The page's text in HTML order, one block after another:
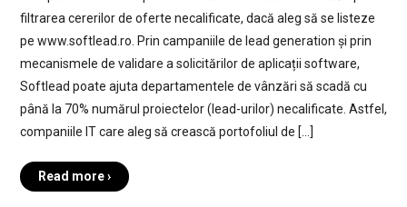
filtrarea cererilor de oferte necalificate, dacă aleg să se listeze
pe www.softlead.ro. Prin campaniile de lead generation și prin
mecanismele de validare a solicitărilor de aplicații software,
Softlead poate ajuta departamentele de vânzări să scadă cu
până la 70% numărul proiectelor (lead-urilor) necalificate. Astfel,
companiile IT care aleg să crească portofoliul de […]
Read more ›